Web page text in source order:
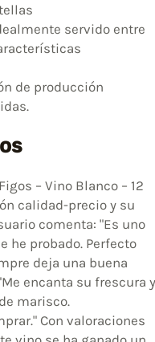
servido entre
de producción
– Vino Blanco – 12
calidad-precio y su
comenta: "Es uno
he probado. Perfecto
deja una buena
encanta su frescura y
marisco.
Con valoraciones